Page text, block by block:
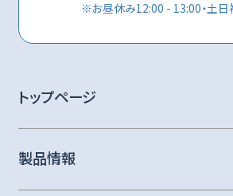
※お昼休み12:00 - 13:00・土日
トップページ
製品情報